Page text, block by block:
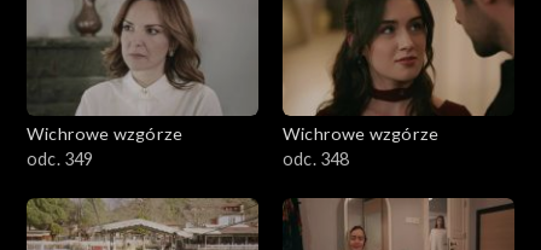
Wichrowe wzgórze
odc. 349
Wichrowe wzgórze
odc. 348